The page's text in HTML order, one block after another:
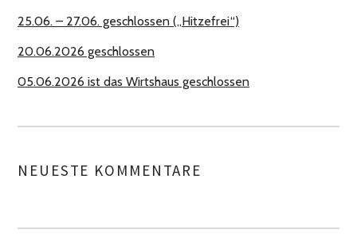
25.06. – 27.06. geschlossen („Hitzefrei“)
20.06.2026 geschlossen
05.06.2026 ist das Wirtshaus geschlossen
NEUESTE KOMMENTARE